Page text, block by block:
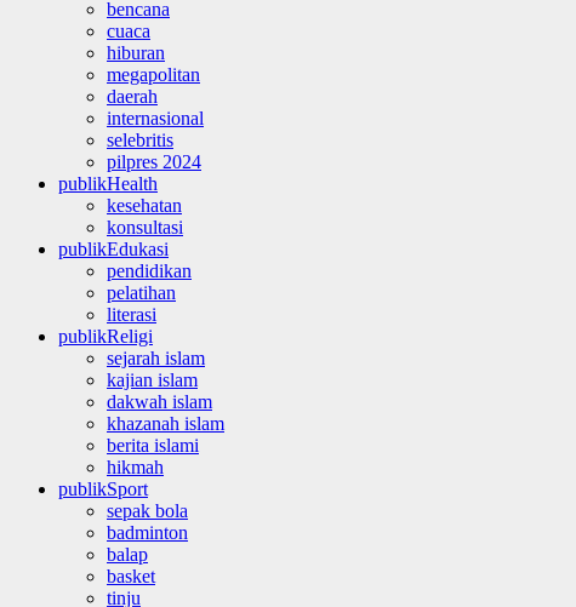
bencana
cuaca
hiburan
megapolitan
daerah
internasional
selebritis
pilpres 2024
publikHealth
kesehatan
konsultasi
publikEdukasi
pendidikan
pelatihan
literasi
publikReligi
sejarah islam
kajian islam
dakwah islam
khazanah islam
berita islami
hikmah
publikSport
sepak bola
badminton
balap
basket
tinju